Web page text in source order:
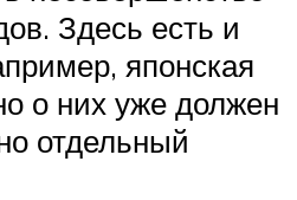
Здесь есть и
японская
о них уже должен
отдельный